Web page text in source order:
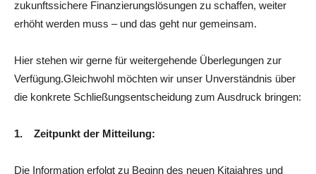
zukunftssichere Finanzierungslösungen zu schaffen, weiter
erhöht werden muss – und das geht nur gemeinsam.
Hier stehen wir gerne für weitergehende Überlegungen zur
Verfügung.Gleichwohl möchten wir unser Unverständnis über
die konkrete Schließungsentscheidung zum Ausdruck bringen:
1. Zeitpunkt der Mitteilung:
Die Information erfolgt zu Beginn des neuen Kitajahres und